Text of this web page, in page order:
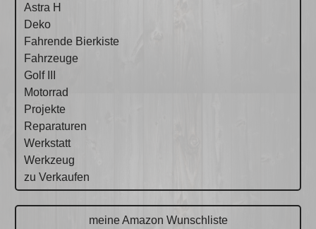
Astra H
Deko
Fahrende Bierkiste
Fahrzeuge
Golf III
Motorrad
Projekte
Reparaturen
Werkstatt
Werkzeug
zu Verkaufen
meine Amazon Wunschliste